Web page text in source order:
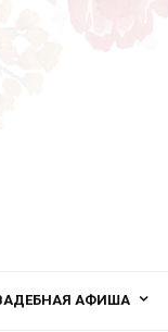
АФИША